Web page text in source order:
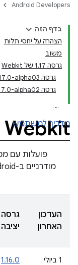
Android Developers
בדף הזה
הצהרה על יחסי תלות
משוב
גרסה 1.17 של Webkit
גרסה ‎1.17.0-alpha03
גרסה ‎1.17.0-alpha02
Webkit
מדריך למשתמש
מודרניים ב-Android מגרסה 5 ואילך.
העדכון
האחרון
גרסה
יציבה
‫1 ביולי
1.16.0